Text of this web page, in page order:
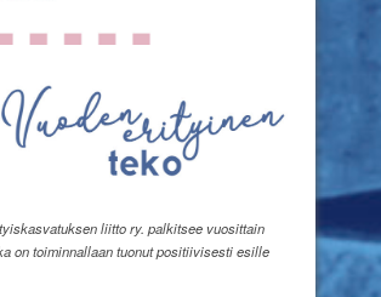
liitto ry. palkitsee vuosittain
on toiminnallaan tuonut positiivisesti esille